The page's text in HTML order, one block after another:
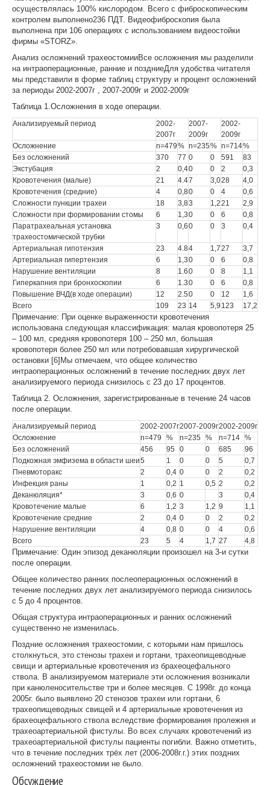
осуществлялась 100% кислородом. Всего с фиброскопическим
контролем выполнено236 ПДТ. Видеофиброскопия была
выполнена при 106 операциях с использованием видеостойки
фирмы «STORZ».
Анализ осложнений трахеостомииВсе осложнения мы разделили
на интраоперационные, ранние и поздниеДля удобства читателя
мы представили в форме таблиц структуру и процент осложнений
за периоды 2002-2007г , 2007-2009г и 2002-2009г
Таблица 1.Осложнения в ходе операции.
Анализируемый период
2002-
2007г
2007-
2009г
2002-
2009г
Осложнение
n=479% n=235% n=714%
Без осложнений
370 77 0 0 591
83
Экстубация
2 0,40 0 2
0,3
Кровотечения (малые)
21 4.47 3,028
4,0
Кровотечения (средние)
4 0,80 0 4
0,6
Сложности пункции трахеи
18 3,83 1,221
2,9
Сложности при формировании стомы
6 1,30 0 6
0,8
Паратрахеальная установка
трахеостомической трубки
3 0,60 0 3 0,4
Артериальная гипотензия 23 4.84 1,727
3,7
Артериальная гипертензия
6 1,30 0 6
0,8
Нарушение вентиляции
8 1.60 0 8
1,1
Гиперкапния при бронхоскопии
6 1.30 0 6
0,8
Повышение ВЧД(в ходе операции)
12 2.50 0 12
1,6
Всего
109 23 14 5,9 123 17,2
Примечание: При оценке выраженности кровотечения
использована следующая классификация: малая кровопотеря 25
– 100 мл, средняя кровопотеря 100 – 250 мл, большая
кровопотеря более 250 мл или потребовавшая хирургической
остановки [6]Мы отмечаем, что общее количество
интраоперационных осложнений в течение последних двух лет
анализируемого периода снизилось с 23 до 17 процентов.
Таблица 2. Осложнения, зарегистрированные в течение 24 часов
после операции.
Анализируемый период 2002-2007г2007-2009г2002-2009г
Осложнение
n=479 % n=235 % n=714 %
Без осложнений
456 95 0 0 685
96
Подкожная эмфизема в области шеи5 1 0 0 5
0,7
Пневмоторакс
2 0,4 0 0 2
0,2
Инфекция раны
1 0,2 1 0,5 2
0,2
Деканюляция*
3 0,6 0 3
0,4
Кровотечение малые
6 1,2 3 1,2 9
1,1
Кровотечение средние
2 0,4 0 0 2
0,2
Нарушение вентиляции
4 0,8 0 0 4
0,6
Всего
23 5 4 1,7 27 4,8
Примечание: Один эпизод деканюляции произошел на 3-и сутки
после операции.
Общее количество ранних послеоперационных осложнений в
течение последних двух лет анализируемого периода снизилось
с 5 до 4 процентов.
Общая структура интраоперационных и ранних осложнений
существенно не изменилась.
Поздние осложнения трахеостомии, с которыми нам пришлось
столкнуться, это стенозы трахеи и гортани, трахеопищеводные
свищи и артериальные кровотечения из брахеоцефального
ствола. В анализируемом материале эти осложнения возникали
при канюленосительстве три и более месяцев. С 1998г. до конца
2005г. было выявлено 20 стенозов трахеи или гортани, 6
трахеопищеводных свищей и 4 артериальные кровотечения из
брахеоцефального ствола вследствие формирования пролежня и
трахеоартериальной фистулы. Во всех случаях кровотечений из
трахеоартериальной фистулы пациенты погибли. Важно отметить,
что в течение последних трёх лет (2006-2008г.г.) этих поздних
осложнений трахеостомии не было.
Обсуждение